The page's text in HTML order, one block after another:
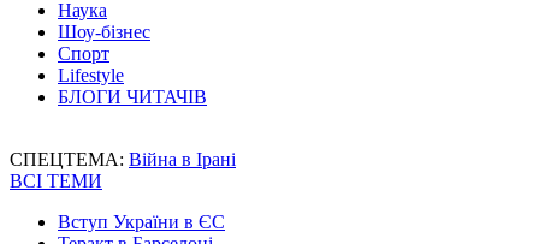
Наука
Шоу-бізнес
Спорт
Lifestyle
БЛОГИ ЧИТАЧІВ
СПЕЦТЕМА: Війна в Ірані
ВСІ ТЕМИ
Вступ України в ЄС